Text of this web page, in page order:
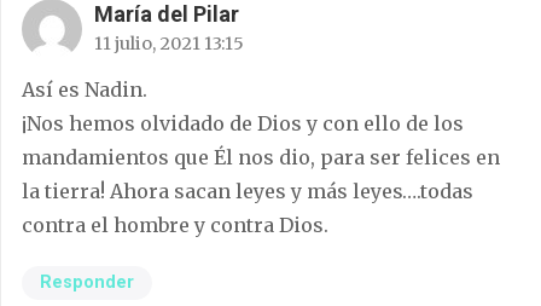
María del Pilar
11 julio, 2021 13:15
Así es Nadin.
¡Nos hemos olvidado de Dios y con ello de los
mandamientos que Él nos dio, para ser felices en
la tierra! Ahora sacan leyes y más leyes….todas
contra el hombre y contra Dios.
Responder